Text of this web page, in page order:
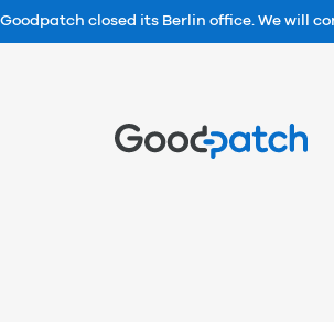
Goodpatch closed its Berlin office. We will